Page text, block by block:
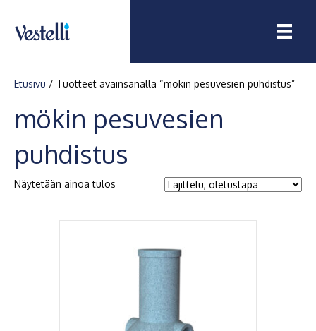
Etusivu / Tuotteet avainsanalla “mökin pesuvesien puhdistus”
mökin pesuvesien
puhdistus
Näytetään ainoa tulos